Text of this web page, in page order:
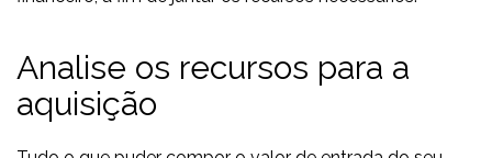
Analise os recursos para a
aquisição